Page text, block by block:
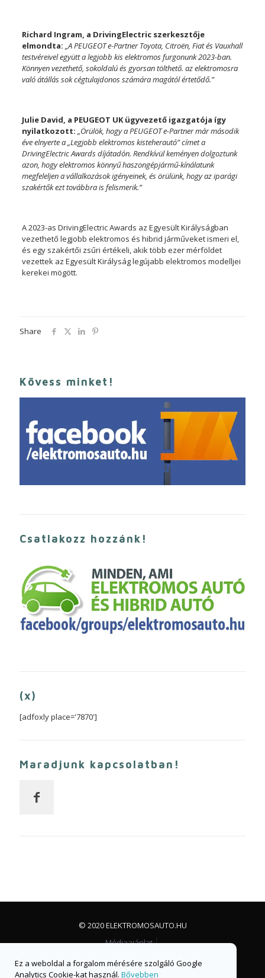
Richard Ingram, a DrivingElectric szerkesztője
elmondta: „A PEUGEOT e-Partner Toyota, Citroën, Fiat és Vauxhall
testvéreivel együtt a legjobb kis elektromos furgonunk 2023-ban.
Könnyen vezethető, sokoldalú és gyorsan tölthető. az elektromosra
való átállás sok cégtulajdonos számára magától értetődő.”
Julie David, a PEUGEOT UK ügyvezető igazgatója így
nyilatkozott: „Örülök, hogy a PEUGEOT e-Partner már második
éve elnyerte a „Legjobb elektromos kisteherautó” címet a
DrivingElectric Awards díjátadón. Rendkívül keményen dolgoztunk
azon, hogy elektromos könnyű haszongépjármű-kínálatunk
megfeleljen a vállalkozások igényeinek, és örülünk, hogy az iparági
szakértők ezt továbbra is felismerik.”
A 2023-as DrivingElectric Awards az Egyesült Királyságban
vezethető legjobb elektromos és hibrid járműveket ismeri el,
és egy szakértői zsűri értékeli, akik több ezer mérföldet
vezettek az Egyesült Királyság legújabb elektromos modelljei
kerekei mögött.
Share
Kövess minket!
Csatlakozz hozzánk!
(x)
[adfoxly place='7870']
Maradjunk kapcsolatban!
© 2020 ELEKTROMOSAUTO.HU
Médiaajánlat
Facebook csoport
Facebook oldal
Ez a weboldal a forgalom mérésére szolgáló Google
Analytics Cookie-kat használ. Bővebben